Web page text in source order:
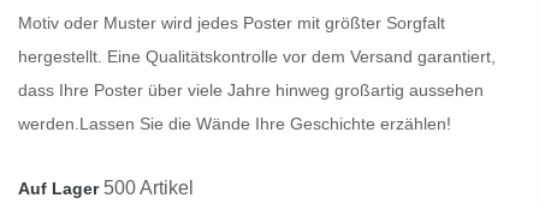
Motiv oder Muster wird jedes Poster mit größter Sorgfalt
hergestellt. Eine Qualitätskontrolle vor dem Versand garantiert,
dass Ihre Poster über viele Jahre hinweg großartig aussehen
werden. Lassen Sie die Wände Ihre Geschichte erzählen!
Auf Lager 500 Artikel